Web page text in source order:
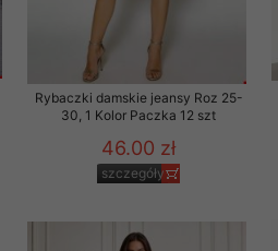
Rybaczki damskie jeansy Roz 25-
30, 1 Kolor Paczka 12 szt
46.00 zł
szczegóły